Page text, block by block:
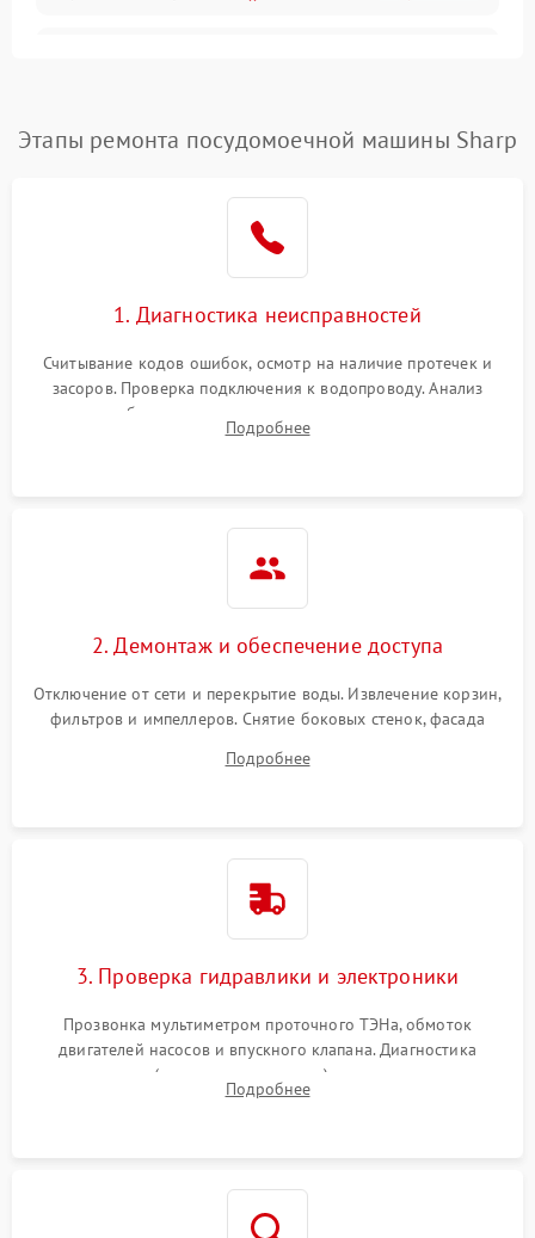
воды
1800 ₽ Подробнее →
Проблемы с
Этапы ремонта посудомоечной машины Sharp
1. Диагностика неисправностей
Считывание кодов ошибок, осмотр на наличие протечек и
засоров. Проверка подключения к водопроводу. Анализ
жалоб на отсутствие слива, нагрева, вращения
разбрызгивателей или срабатывание системы защиты
Подробнее
2. Демонтаж и обеспечение доступа
Отключение от сети и перекрытие воды. Извлечение корзин,
фильтров и импеллеров. Снятие боковых стенок, фасада
циркуляционному насосу, ТЭНу и сливной помпе.
Подробнее
3. Проверка гидравлики и электроники
Прозвонка мультиметром проточного ТЭНа, обмоток
двигателей насосов и впускного клапана. Диагностика
прессостата (датчика уровня воды), датчика мутности,
концевика дверцы и электронного модуля управления.
Подробнее